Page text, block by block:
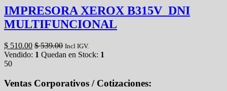
IMPRESORA XEROX B315V_DNI
MULTIFUNCIONAL
$ 510.00 $539.00 Incl IGV.
Vendido: 1 Quedan en Stock: 1
50
Ventas Corporativos / Cotizaciones: